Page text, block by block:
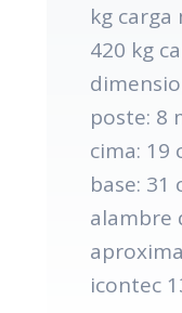
kg
420 kg
poste: 8
cima: 19
base: 31
alambre
icontec